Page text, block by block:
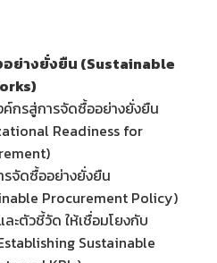
ย่างยั่งยืน (Sustainable
ค์กรสู่การจัดซื้ออย่างยั่งยืน
Readiness for
จัดซื้ออย่างยั่งยืน
Procurement Policy)
ะตัวชี้วัด ให้เชื่อมโยงกับ
Sustainable